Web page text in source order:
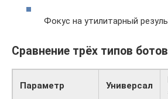
Фокус на утилитарный
Сравнение трёх типов ботов
Параметр Универсал